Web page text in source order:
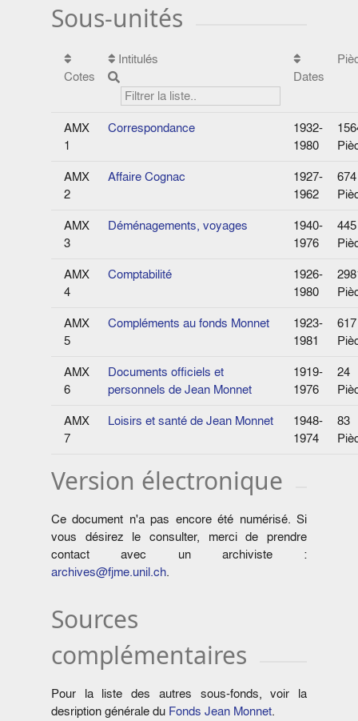
Sous-unités
Cotes
Intitulés
Dates
AMX
1
Correspondance
1932-
1980
AMX
2
Affaire Cognac
1927-
1962
674
AMX
3
Déménagements, voyages
1940-
1976
445
AMX
4
Comptabilité
1926-
1980
AMX
5
Compléments au fonds Monnet
1923-
1981
617
AMX
6
Documents officiels et
personnels de Jean Monnet
1919-
1976
24
AMX
7
Loisirs et santé de Jean Monnet
1948-
1974
83
Version électronique
Ce document n'a pas encore été numérisé. Si
vous désirez le consulter, merci de prendre
contact avec un archiviste :
archives@fjme.unil.ch.
Sources
complémentaires
Pour la liste des autres sous-fonds, voir la
desription générale du Fonds Jean Monnet.